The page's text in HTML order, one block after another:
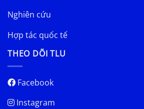
Nghiên cứu
Hợp tác quốc tế
THEO DÕI TLU
Facebook
Instagram